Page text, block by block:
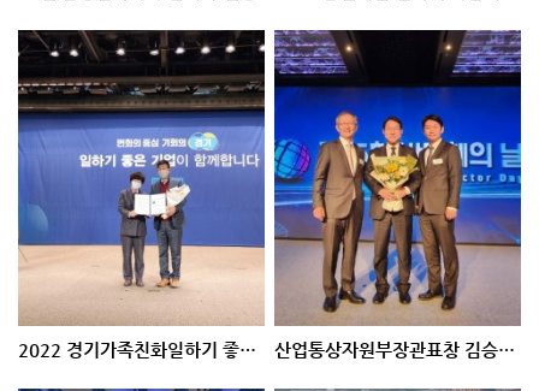
2022 경기가족친화일하기 좋은기업 인증 / 2022.11.30 산업통상자원부장관표창 김승완 상무 / 2022.10.27